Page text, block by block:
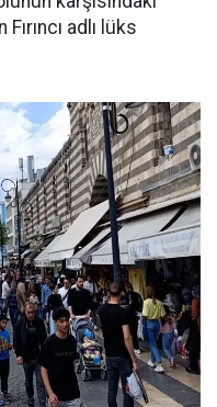
adlı lüks